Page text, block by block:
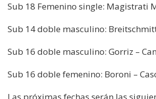
Sub 18 Femenino single: Magistrati
Sub 14 doble masculino:
Sub 16 doble masculino: Gorriz –
Sub 16 doble femenino: Boroni –